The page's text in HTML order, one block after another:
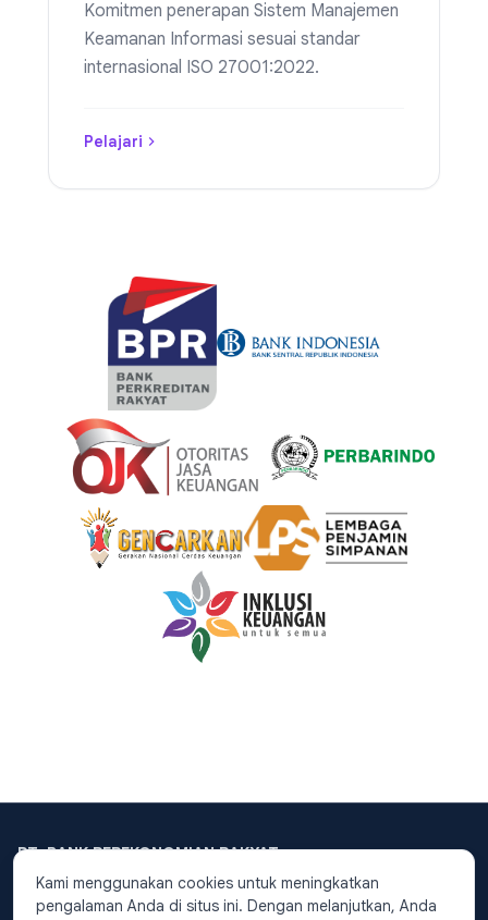
Kami menggunakan cookies untuk meningkatkan
pengalaman Anda di situs ini. Dengan melanjutkan, Anda
Komitmen penerapan Sistem Manajemen
Keamanan Informasi sesuai standar
internasional ISO 27001:2022.
Pelajari
PT. BANK PEREKONOMIAN RAKYAT
PUTERA DANA
telah terdaftar secara resmi dengan
PT. BPR Putera Dana Berizin
dan diawasi oleh
Jasa Keuangan